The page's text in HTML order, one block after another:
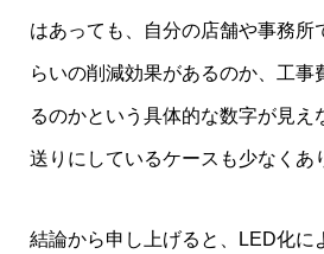
はあっても、自分の店舗や事務所
らいの削減効果があるのか、工事
るのかという具体的な数字が見え
送りにしているケースも少なくあ
結論から申し上げると、LED化に